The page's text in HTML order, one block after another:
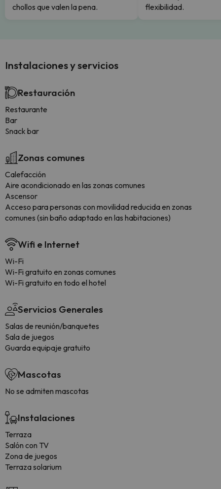
chollos que valen la pena.
flexibilidad.
Instalaciones y servicios
Restauración
Restaurante
Bar
Snack bar
Zonas comunes
Calefacción
Aire acondicionado en las zonas comunes
Ascensor
Acceso para personas con movilidad reducida en zonas
comunes (sin baño adaptado en las habitaciones)
Wifi e Internet
Wi-Fi
Wi-Fi gratuito en zonas comunes
Wi-Fi gratuito en todo el hotel
Servicios Generales
Salas de reunión/banquetes
Sala de juegos
Guarda equipaje gratuito
Mascotas
No se admiten mascotas
Instalaciones
Terraza
Salón con TV
Zona de juegos
Terraza solarium